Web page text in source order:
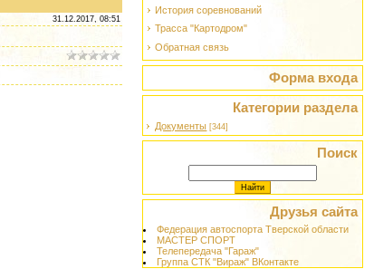
31.12.2017, 08:51
История соревнований
Трасса "Картодром"
Обратная связь
Форма входа
Категории раздела
Документы [344]
Поиск
Друзья сайта
Федерация автоспорта Тверской области
МАСТЕР СПОРТ
Телепередача "Гараж"
Группа СТК "Вираж" ВКонтакте